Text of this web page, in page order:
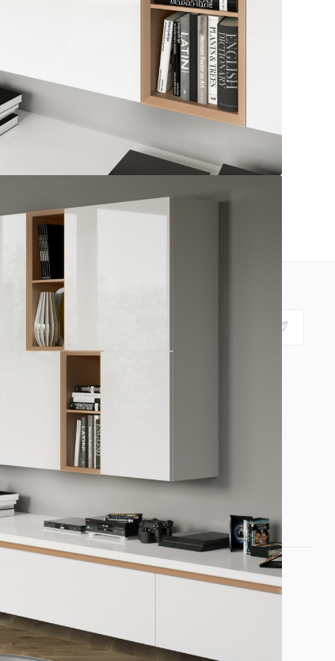
+7 (800) 775 13 42
rimi@fabrika-rimi.ru
г. Кирово-